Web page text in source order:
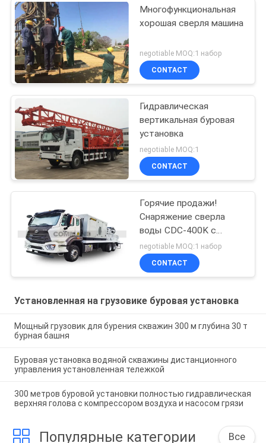
Многофункциональная
хорошая сверля машина
negotiable MOQ:1 набор
CONTACT
Гидравлическая
вертикальная буровая
установка
negotiable MOQ:1
CONTACT
Горячие продажи!
Снаряжение сверла
воды CDC-400K с
насосом грязи и
aircompressor
negotiable MOQ:1 набор
CONTACT
Установленная на грузовике буровая установка
Мощный грузовик для бурения скважин 300 м глубина 30 т
бурная башня
Буровая установка водяной скважины дистанционного
управления установленная тележкой
300 метров буровой установки полностью гидравлическая
верхняя голова с компрессором воздуха и насосом грязи
Популярные категории Все